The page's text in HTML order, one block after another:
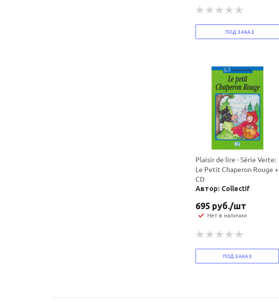
ПОД ЗАКАЗ
Plaisir de lire - Série Verte:
Le Petit Chaperon Rouge +
CD
Автор: Collectif
695 руб./шт
Нет в наличии
ПОД ЗАКАЗ
Ваш E-mail:
Ваш E-mail: